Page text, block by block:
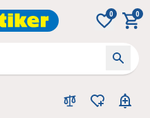
0 0